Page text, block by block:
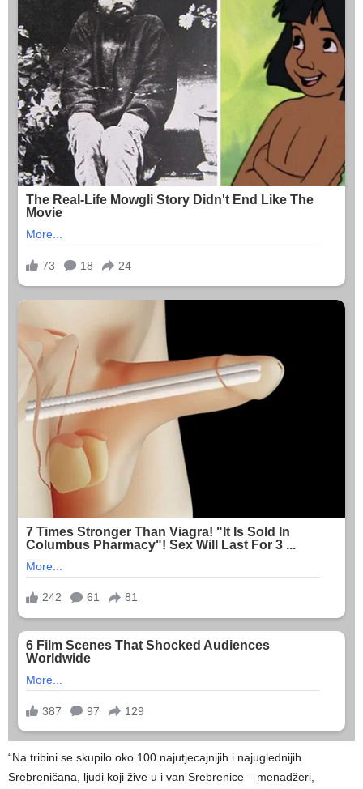
“Na tribini se skupilo oko 100 najutjecajnijih i najuglednijih
Srebreničana, ljudi koji žive u i van Srebrenice – menadžeri,